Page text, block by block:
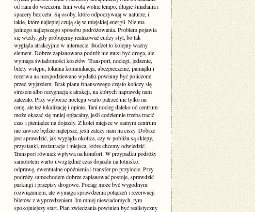
od rana do wieczora. Inni wolą wolne tempo, długie śniadania i
spacery bez celu. Są osoby, które odpoczywają w naturze, i
takie, które najlepiej czują się w miejskiej energii. Nie ma
jednego najlepszego sposobu podróżowania. Problem pojawia
się wtedy, gdy próbujemy realizować cudzy styl, bo tak
wygląda atrakcyjnie w internecie. Budżet to kolejny ważny
element. Dobrze zaplanowana podróż nie musi być droga, ale
wymaga świadomości kosztów. Transport, noclegi, jedzenie,
bilety wstępu, lokalna komunikacja, ubezpieczenie, pamiątki i
rezerwa na niespodziewane wydatki powinny być policzone
przed wyjazdem. Brak planu finansowego często kończy się
stresem albo rezygnacją z atrakcji, na których naprawdę nam
zależało. Przy wyborze noclegu warto patrzeć nie tylko na
cenę, ale też lokalizację i opinie. Tani nocleg daleko od centrum
może okazać się mniej opłacalny, jeśli codziennie trzeba tracić
czas i pieniądze na dojazdy. Z kolei miejsce w samym centrum
nie zawsze będzie najlepsze, jeśli zależy nam na ciszy. Dobrze
jest sprawdzić, jak wygląda okolica, czy w pobliżu są sklepy,
przystanki, restauracje i miejsca, które chcemy odwiedzić.
Transport również wpływa na komfort. W przypadku podróży
samolotem warto uwzględnić czas dojazdu na lotnisko,
odprawę, ewentualne opóźnienia i transfer po przylocie. Przy
podróży samochodem dobrze zaplanować postoje, sprawdzić
parkingi i przepisy drogowe. Pociąg może być wygodnym
rozwiązaniem, ale wymaga sprawdzenia połączeń i rezerwacji
biletów z wyprzedzeniem. Im mniej niewiadomych, tym
spokojniejszy start. Plan zwiedzania powinien być realistyczny.